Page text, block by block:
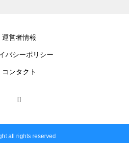
運営者情報
バシーポリシー
コンタクト
all rights reserved